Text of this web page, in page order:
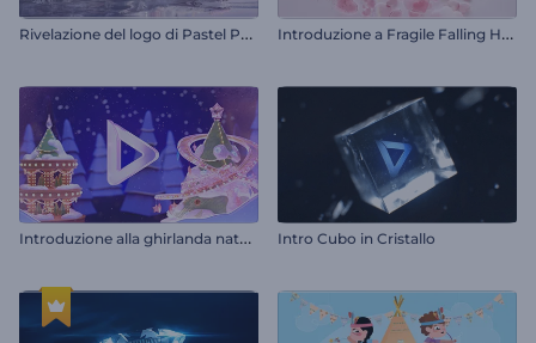
R
ivelazione del logo di Pastel Paradise I
ntroduzione a Fragile Falling Hearts
I
ntroduzione alla ghirlanda natalizia festiva Intro Cubo in Cristallo